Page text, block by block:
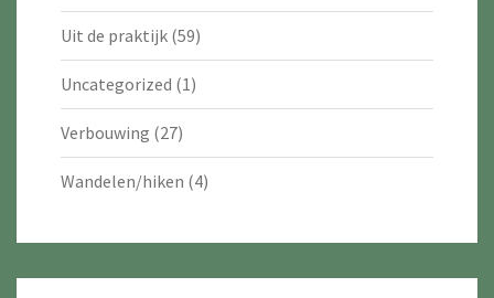
Uit de praktijk (59)
Uncategorized (1)
Verbouwing (27)
Wandelen/hiken (4)